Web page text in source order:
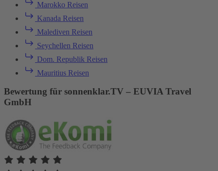
Marokko Reisen
Kanada Reisen
Malediven Reisen
Seychellen Reisen
Dom. Republik Reisen
Mauritius Reisen
Bewertung für sonnenklar.TV – EUVIA Travel
GmbH